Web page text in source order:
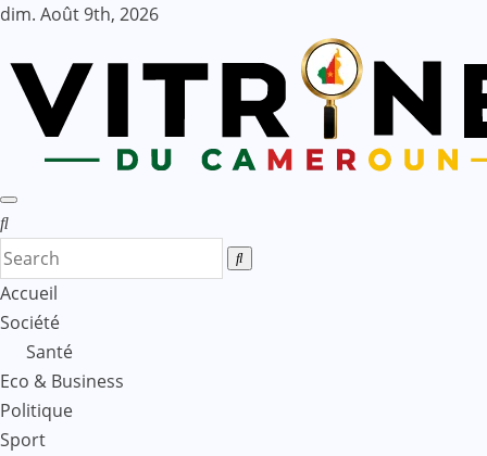
Skip
content
dim. Août 9th, 2026
Accueil
Société
Santé
Eco & Business
Politique
Sport